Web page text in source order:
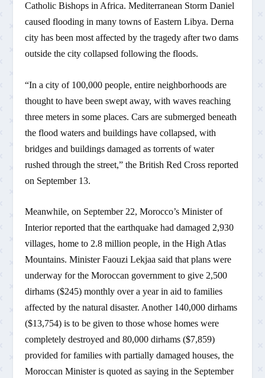
Catholic Bishops in Africa. Mediterranean Storm Daniel
caused flooding in many towns of Eastern Libya. Derna
city has been most affected by the tragedy after two dams
outside the city collapsed following the floods.
“In a city of 100,000 people, entire neighborhoods are
thought to have been swept away, with waves reaching
three meters in some places. Cars are submerged beneath
the flood waters and buildings have collapsed, with
bridges and buildings damaged as torrents of water
rushed through the street,” the British Red Cross reported
on September 13.
Meanwhile, on September 22, Morocco’s Minister of
Interior reported that the earthquake had damaged 2,930
villages, home to 2.8 million people, in the High Atlas
Mountains. Minister Faouzi Lekjaa said that plans were
underway for the Moroccan government to give 2,500
dirhams ($245) monthly over a year in aid to families
affected by the natural disaster. Another 140,000 dirhams
($13,754) is to be given to those whose homes were
completely destroyed and 80,000 dirhams ($7,859)
provided for families with partially damaged houses, the
Moroccan Minister is quoted as saying in the September